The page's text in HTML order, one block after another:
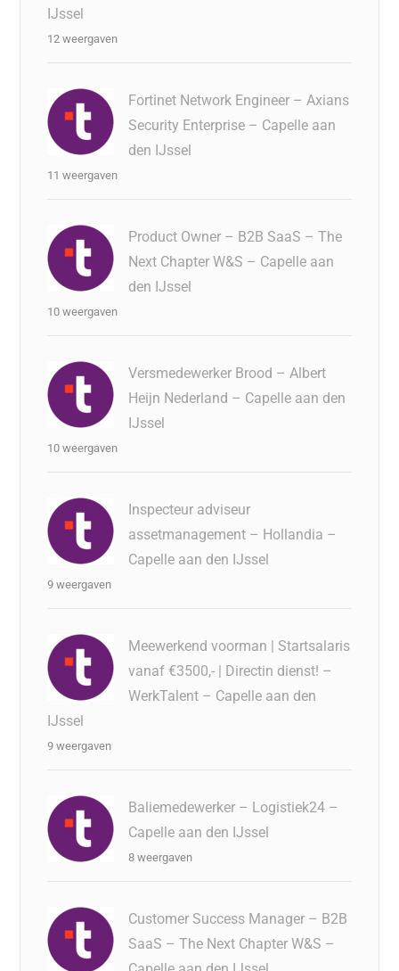
IJssel
12 weergaven
Fortinet Network Engineer – Axians
Security Enterprise – Capelle aan
den IJssel
11 weergaven
Product Owner – B2B SaaS – The
Next Chapter W&S – Capelle aan
den IJssel
10 weergaven
Versmedewerker Brood – Albert
Heijn Nederland – Capelle aan den
IJssel
10 weergaven
Inspecteur adviseur
assetmanagement – Hollandia –
Capelle aan den IJssel
9 weergaven
Meewerkend voorman | Startsalaris
vanaf €3500,- | Directin dienst! –
WerkTalent – Capelle aan den
IJssel
9 weergaven
Baliemedewerker – Logistiek24 –
Capelle aan den IJssel
8 weergaven
Customer Success Manager – B2B
SaaS – The Next Chapter W&S –